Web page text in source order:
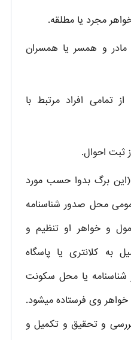
مجرد یا مطلقه.
مادر و همسر یا همسران
تمامی افراد مرتبط با
ثبت احوال.
برگ بدوا حسب مورد
محل صدور شناسنامه
و خواهر او تنظیم و
کلانتری یا پاسگاه
شناسنامه یا محل سکونت
وی فرستاده میشود.
و تحقیق و تکمیل و